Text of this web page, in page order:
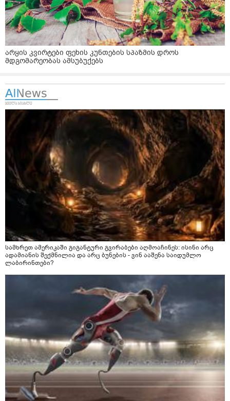
არყის კვირტები ფეხის კუნთების სპაზმის დროს
მდგომარეობას ამსუბუქებს
სამხრეთ ამერიკაში გიგანტური გვირაბები აღმოაჩინეს: ისინი არც
ადამიანის შექმნილია და არც ბუნების - ვინ ააშენა საიდუმლო
ლაბირინთები?